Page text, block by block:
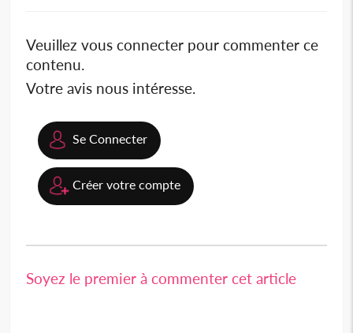
Veuillez vous connecter pour commenter ce
contenu.
Votre avis nous intéresse.
Se Connecter
Créer votre compte
Soyez le premier à commenter cet article